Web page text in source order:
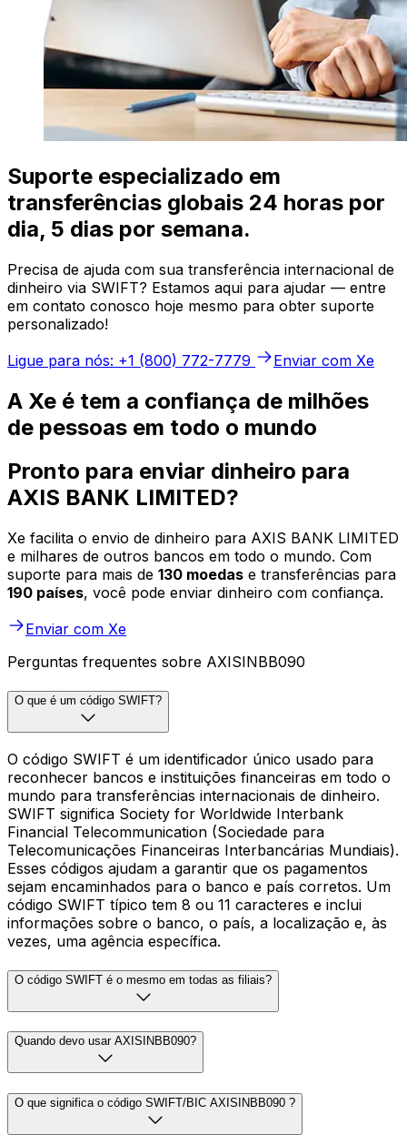
Suporte especializado em
transferências globais 24 horas por
dia, 5 dias por semana.
Precisa de ajuda com sua transferência internacional de
dinheiro via SWIFT? Estamos aqui para ajudar — entre
em contato conosco hoje mesmo para obter suporte
personalizado!
Ligue para nós: +1 (800) 772-7779
Enviar com Xe
A Xe é tem a confiança de milhões
de pessoas em todo o mundo
Pronto para enviar dinheiro para
AXIS BANK LIMITED?
Xe facilita o envio de dinheiro para AXIS BANK LIMITED
e milhares de outros bancos em todo o mundo. Com
suporte para mais de 130 moedas e transferências para
190 países, você pode enviar dinheiro com confiança.
Enviar com Xe
Perguntas frequentes sobre AXISINBB090
O que é um código SWIFT?
O código SWIFT é um identificador único usado para
reconhecer bancos e instituições financeiras em todo o
mundo para transferências internacionais de dinheiro.
SWIFT significa Society for Worldwide Interbank
Financial Telecommunication (Sociedade para
Telecomunicações Financeiras Interbancárias Mundiais).
Esses códigos ajudam a garantir que os pagamentos
sejam encaminhados para o banco e país corretos. Um
código SWIFT típico tem 8 ou 11 caracteres e inclui
informações sobre o banco, o país, a localização e, às
vezes, uma agência específica.
O código SWIFT é o mesmo em todas as filiais?
Quando devo usar AXISINBB090?
O que significa o código SWIFT/BIC AXISINBB090 ?